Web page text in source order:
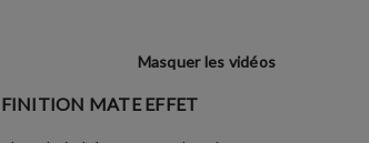
Masquer les vidéos
FINITION MATE EFFET